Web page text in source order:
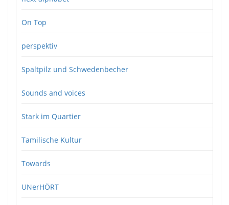
On Top
perspektiv
Spaltpilz und Schwedenbecher
Sounds and voices
Stark im Quartier
Tamilische Kultur
Towards
UNerHÖRT